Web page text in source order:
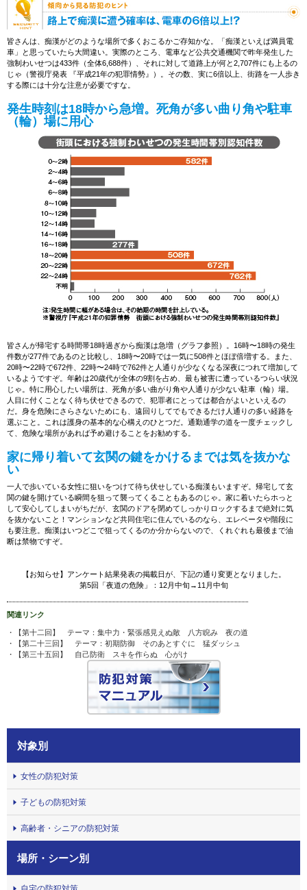
皆さんは、痴漢がどのような場所で多くおこるかご存知かな。「痴漢といえば満員電
車」と思っていたら大間違い。実際のところ、電車など公共交通機関で昨年発生した
強制わいせつは433件（全体6,688件）、それに対して道路上が何と2,707件にも上るの
じゃ（警視庁発表 『平成21年の犯罪情勢』）。その数、実に6倍以上、街路を一人歩き
する際には十分な注意が必要ですな。
発生時刻は18時から急増。死角が多い曲り角や駐車
（輪）場に用心
皆さんが帰宅する時間帯18時過ぎから痴漢は急増（グラフ参照）。16時〜18時の発生
件数が277件であるのと比較し、18時〜20時では一気に508件とほぼ倍増する。また、
20時〜22時で672件、22時〜24時で762件と人通りが少なくなる深夜につれて増加して
いるようですぞ。年齢は20歳代が全体の9割を占め、最も被害に遭っているつらい状況
じゃ。特に用心したい場所は、死角が多い曲がり角や人通りが少ない駐車（輪）場。
人目に付くことなく待ち伏せできるので、犯罪者にとっては都合がよいといえるの
だ。身を危険にさらさないためにも、遠回りしてでもできるだけ人通りの多い経路を
選ぶこと。これは護身の基本的な心構えのひとつだ。通勤通学の道を一度チェックし
て、危険な場所があれば予め避けることをお勧めする。
家に帰り着いて玄関の鍵をかけるまでは気を抜かな
い
一人で歩いている女性に狙いをつけて待ち伏せしている痴漢もいますぞ。帰宅して玄
関の鍵を開けている瞬間を狙って襲ってくることもあるのじゃ。家に着いたらホっと
して安心してしまいがちだが、玄関のドアを閉めてしっかりロックするまで絶対に気
を抜かないこと！マンションなど共同住宅に住んでいるのなら、エレベータや階段に
も要注意。痴漢はいつどこで狙ってくるのか分からないので、くれぐれも最後まで油
断は禁物ですぞ。
【お知らせ】アンケート結果発表の掲載日が、下記の通り変更となりました。
第5回「夜道の危険」：12月中旬→11月中旬
関連リンク
・【第十二回】 テーマ：集中力・緊張感見えぬ敵 八方睨み 夜の道
・【第二十三回】 テーマ：初期防御 そのあとすぐに 猛ダッシュ
・【第三十五回】 自己防衛 スキを作らぬ 心がけ
対象別
女性の防犯対策
子どもの防犯対策
高齢者・シニアの防犯対策
場所・シーン別